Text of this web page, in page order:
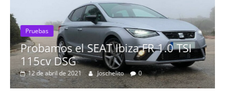
Pruebas
Probamos el SEAT Ibiza FR 1.0 TSI
115cv DSG
12 de abril de 2021 Joschelito 0